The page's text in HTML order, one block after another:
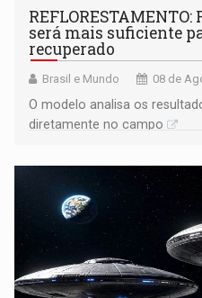
será mais suficiente
recuperado
Brasil e Mundo 08 de
O modelo analisa os
diretamente no campo